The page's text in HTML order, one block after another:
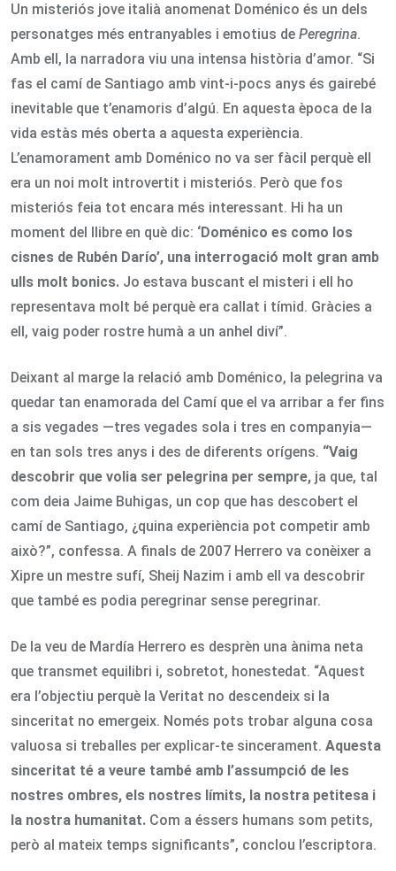
Un misteriós jove italià anomenat Doménico és un dels
personatges més entranyables i emotius de Peregrina.
Amb ell, la narradora viu una intensa història d’amor. “Si
fas el camí de Santiago amb vint-i-pocs anys és gairebé
inevitable que t’enamoris d’algú. En aquesta època de la
vida estàs més oberta a aquesta experiència.
L’enamorament amb Doménico no va ser fàcil perquè ell
era un noi molt introvertit i misteriós. Però que fos
misteriós feia tot encara més interessant. Hi ha un
moment del llibre en què dic: ‘Doménico es como los
cisnes de Rubén Darío’, una interrogació molt gran amb
ulls molt bonics. Jo estava buscant el misteri i ell ho
representava molt bé perquè era callat i tímid. Gràcies a
ell, vaig poder rostre humà a un anhel diví”.
Deixant al marge la relació amb Doménico, la pelegrina va
quedar tan enamorada del Camí que el va arribar a fer fins
a sis vegades —tres vegades sola i tres en companyia—
en tan sols tres anys i des de diferents orígens. “Vaig
descobrir que volia ser pelegrina per sempre, ja que, tal
com deia Jaime Buhigas, un cop que has descobert el
camí de Santiago, ¿quina experiència pot competir amb
això?”, confessa. A finals de 2007 Herrero va conèixer a
Xipre un mestre sufí, Sheij Nazim i amb ell va descobrir
que també es podia peregrinar sense peregrinar.
De la veu de Mardía Herrero es desprèn una ànima neta
que transmet equilibri i, sobretot, honestedat. “Aquest
era l’objectiu perquè la Veritat no descendeix si la
sinceritat no emergeix. Només pots trobar alguna cosa
valuosa si treballes per explicar-te sincerament. Aquesta
sinceritat té a veure també amb l’assumpció de les
nostres ombres, els nostres límits, la nostra petitesa i
la nostra humanitat. Com a éssers humans som petits,
però al mateix temps significants”, conclou l’escriptora.